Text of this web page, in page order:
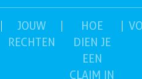
(huidig)JOUW
RECHTEN
HOE
DIEN JE
EEN
CLAIM IN